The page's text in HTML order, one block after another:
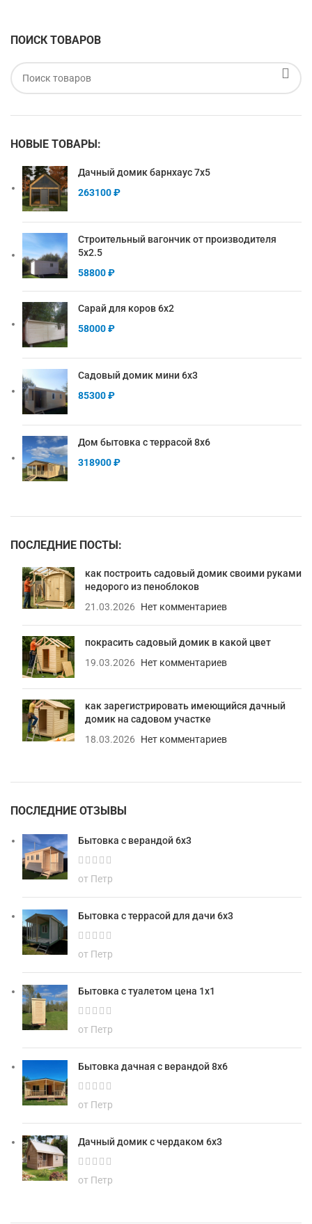
ПОИСК ТОВАРОВ
НОВЫЕ ТОВАРЫ:
Дачный домик барнхаус 7х5
263100₽
Строительный вагончик от производителя
5х2.5
58800₽
Сарай для коров 6х2
58000₽
Садовый домик мини 6х3
85300₽
Дом бытовка с террасой 8х6
318900₽
ПОСЛЕДНИЕ ПОСТЫ:
как построить садовый домик своими руками
недорого из пеноблоков
21.03.2026
Нет комментариев
покрасить садовый домик в какой цвет
19.03.2026
Нет комментариев
как зарегистрировать имеющийся дачный
домик на садовом участке
18.03.2026
Нет комментариев
ПОСЛЕДНИЕ ОТЗЫВЫ
Бытовка с верандой 6х3
от Петр
Бытовка с террасой для дачи 6х3
от Петр
Бытовка с туалетом цена 1х1
от Петр
Бытовка дачная с верандой 8х6
от Петр
Дачный домик с чердаком 6х3
от Петр